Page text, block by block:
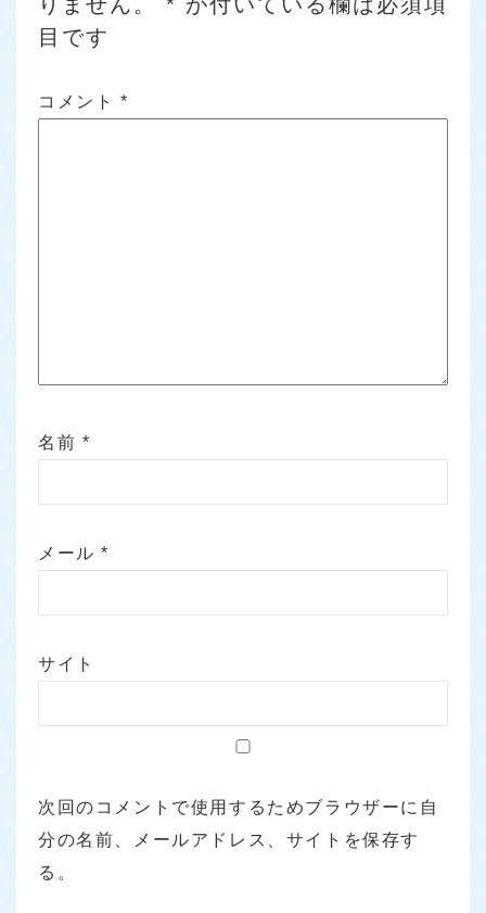
目です
コメント *
名前 *
メール*
サイト
次回のコメントで使用するためブラウザーに自
分の名前、メールアドレス、サイトを保存す
る。